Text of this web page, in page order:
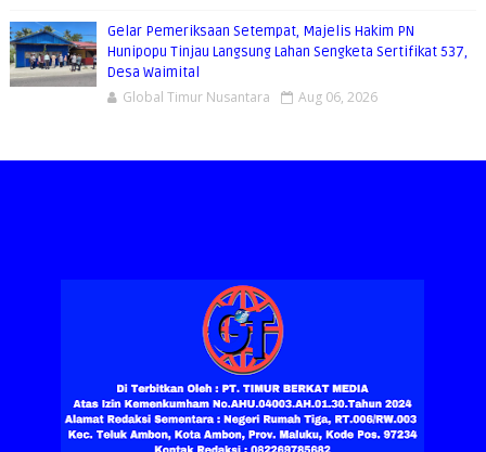
Gelar Pemeriksaan Setempat, Majelis Hakim PN
Hunipopu Tinjau Langsung Lahan Sengketa Sertifikat 537,
Desa Waimital
Global Timur Nusantara Aug 06, 2026